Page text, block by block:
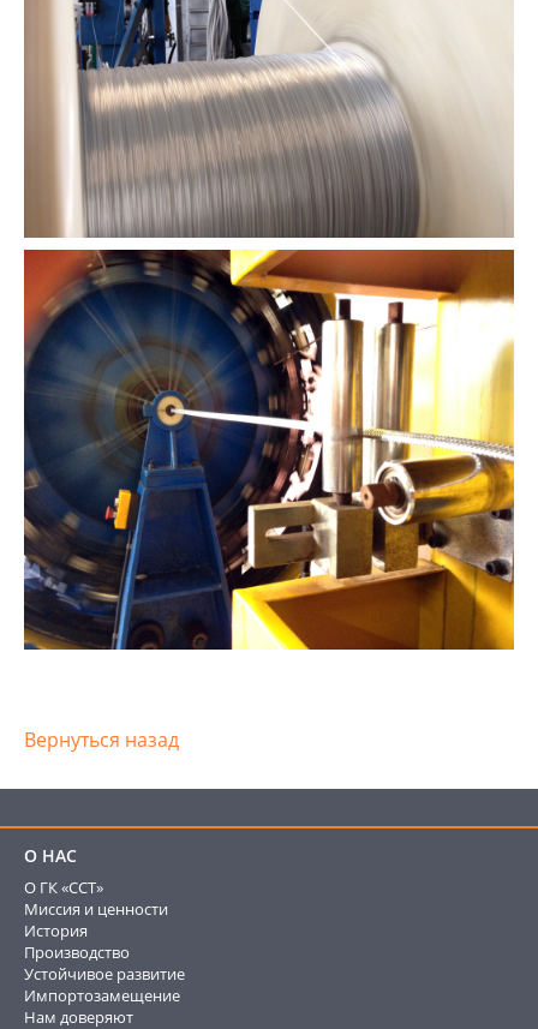
Вернуться назад
О НАС
О ГК «ССТ»
Миссия и ценности
История
Производство
Устойчивое развитие
Импортозамещение
Нам доверяют